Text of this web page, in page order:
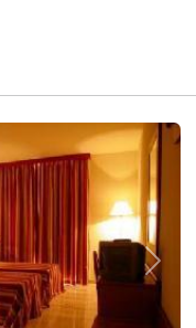
Weiter